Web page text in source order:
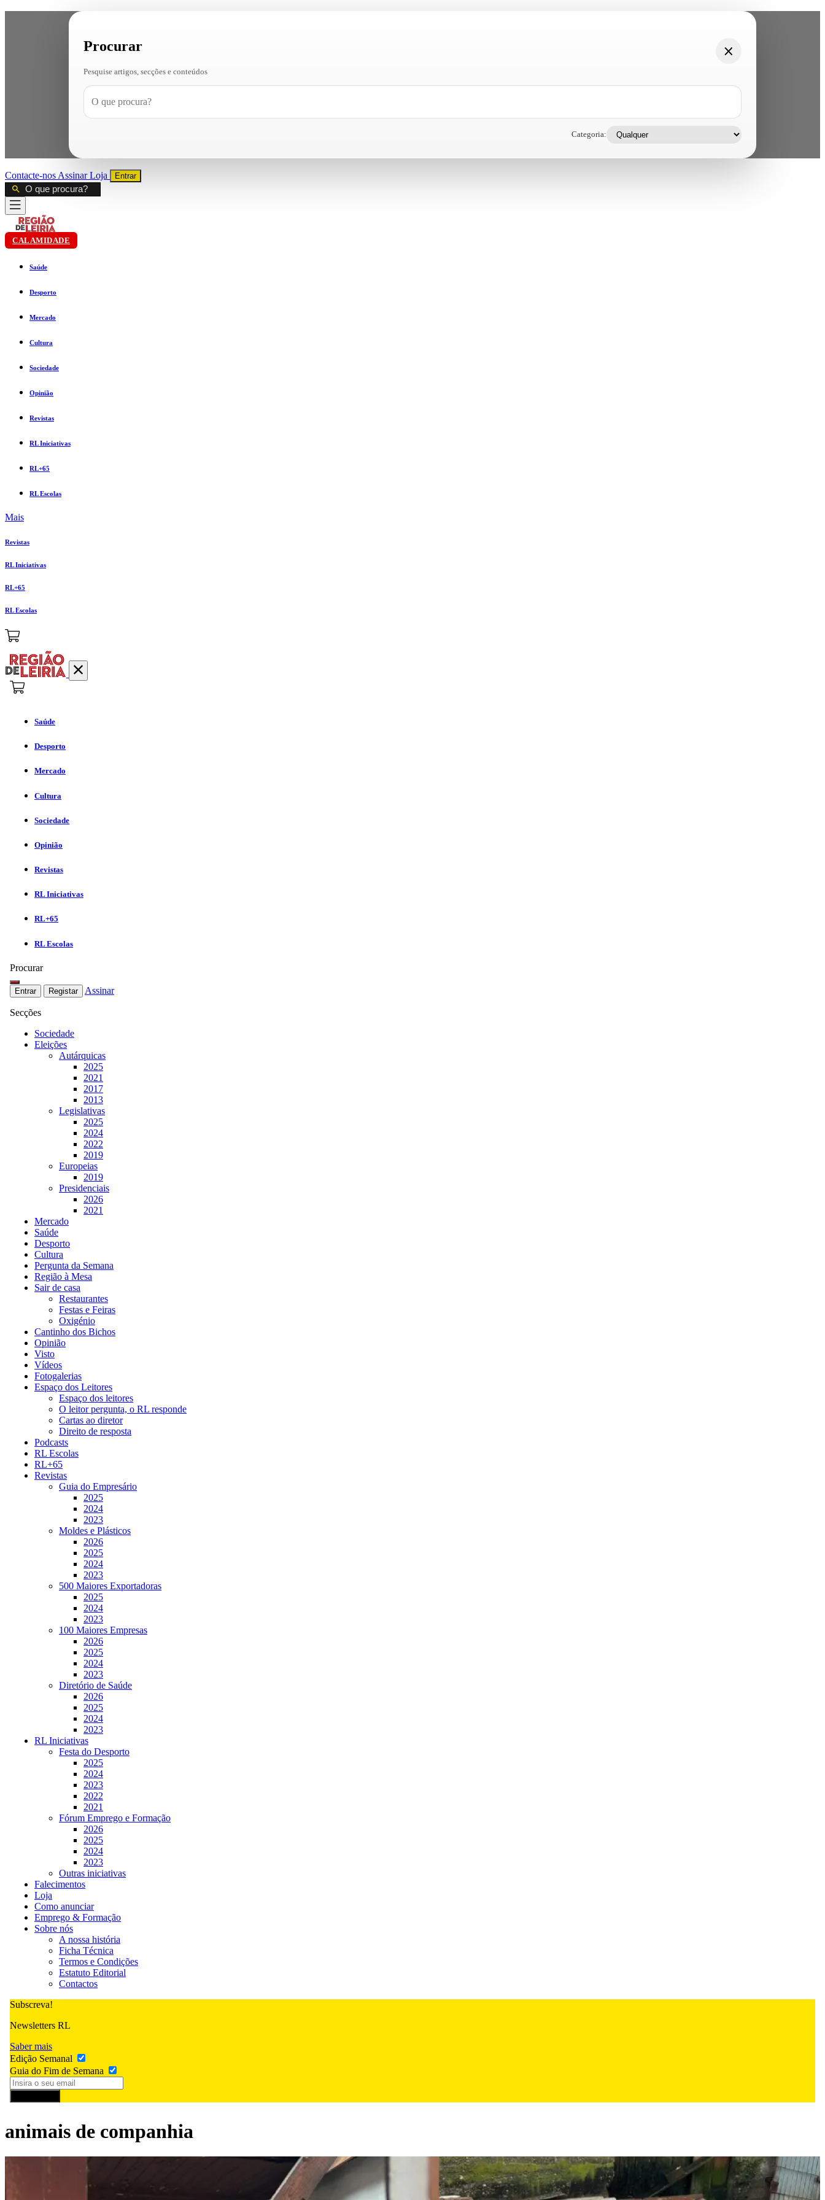
Procurar
Pesquise artigos, secções e conteúdos
Categoria:
Contacte-nos AssinarLoja Entrar
CALAMIDADE
Saúde
Desporto
Mercado
Cultura
Sociedade
Opinião
Revistas
RL Iniciativas
RL+65
RL Escolas
Mais
Revistas
RL Iniciativas
RL+65
RL Escolas
Saúde
Desporto
Mercado
Cultura
Sociedade
Opinião
Revistas
RL Iniciativas
RL+65
RL Escolas
Procurar
Entrar Registar Assinar
Secções
Sociedade
Eleições
Autárquicas
2025
2021
2017
2013
Legislativas
2025
2024
2022
2019
Europeias
2019
Presidenciais
2026
2021
Mercado
Saúde
Desporto
Cultura
Pergunta da Semana
Região à Mesa
Sair de casa
Restaurantes
Festas e Feiras
Oxigénio
Cantinho dos Bichos
Opinião
Visto
Vídeos
Fotogalerias
Espaço dos Leitores
Espaço dos leitores
O leitor pergunta, o RL responde
Cartas ao diretor
Direito de resposta
Podcasts
RL Escolas
RL+65
Revistas
Guia do Empresário
2025
2024
2023
Moldes e Plásticos
2026
2025
2024
2023
500 Maiores Exportadoras
2025
2024
2023
100 Maiores Empresas
2026
2025
2024
2023
Diretório de Saúde
2026
2025
2024
2023
RL Iniciativas
Festa do Desporto
2025
2024
2023
2022
2021
Fórum Emprego e Formação
2026
2025
2024
2023
Outras iniciativas
Falecimentos
Loja
Como anunciar
Emprego & Formação
Sobre nós
A nossa história
Ficha Técnica
Termos e Condições
Estatuto Editorial
Contactos
Subscreva!
Newsletters RL
Saber mais
Edição Semanal
Guia do Fim de Semana
animais de companhia